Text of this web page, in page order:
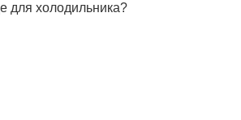
для холодильника?